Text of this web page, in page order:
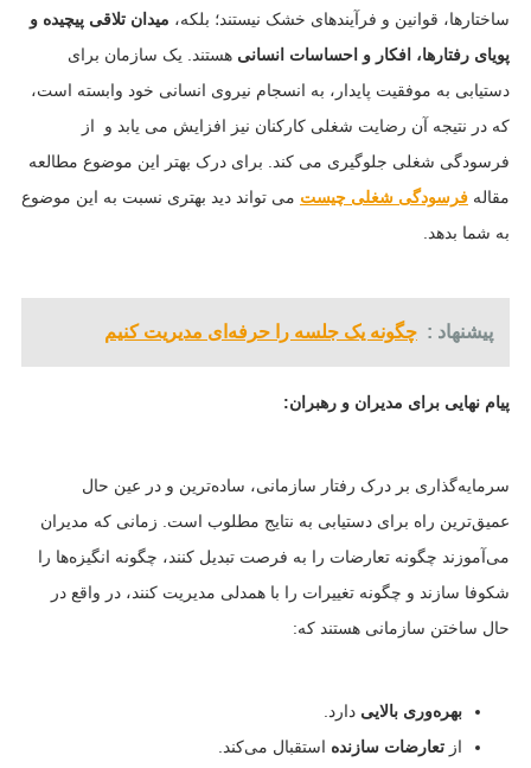
ساختارها، قوانین و فرآیندهای خشک نیستند؛ بلکه، میدان تلاقی پیچیده و
پویای رفتارها، افکار و احساسات انسانی هستند. یک سازمان برای
دستیابی به موفقیت پایدار، به انسجام نیروی انسانی خود وابسته است،
که در نتیجه آن رضایت شغلی کارکنان نیز افزایش می یابد و از
فرسودگی شغلی جلوگیری می کند. برای درک بهتر این موضوع مطالعه
مقاله فرسودگی شغلی چیست می تواند دید بهتری نسبت به این موضوع
به شما بدهد.
پیشنهاد : چگونه یک جلسه را حرفه‌ای مدیریت کنیم
پیام نهایی برای مدیران و رهبران:
سرمایه‌گذاری بر درک رفتار سازمانی، ساده‌ترین و در عین حال
عمیق‌ترین راه برای دستیابی به نتایج مطلوب است. زمانی که مدیران
می‌آموزند چگونه تعارضات را به فرصت تبدیل کنند، چگونه انگیزه‌ها را
شکوفا سازند و چگونه تغییرات را با همدلی مدیریت کنند، در واقع در
حال ساختن سازمانی هستند که:
بهره‌وری بالایی دارد.
از تعارضات سازنده استقبال می‌کند.